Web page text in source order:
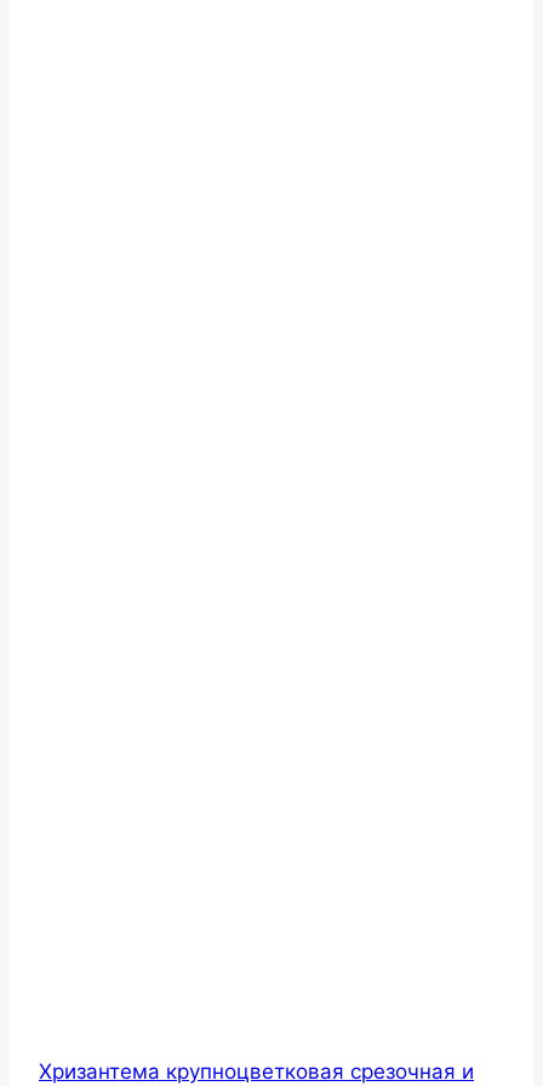
Хризантема крупноцветковая срезочная и